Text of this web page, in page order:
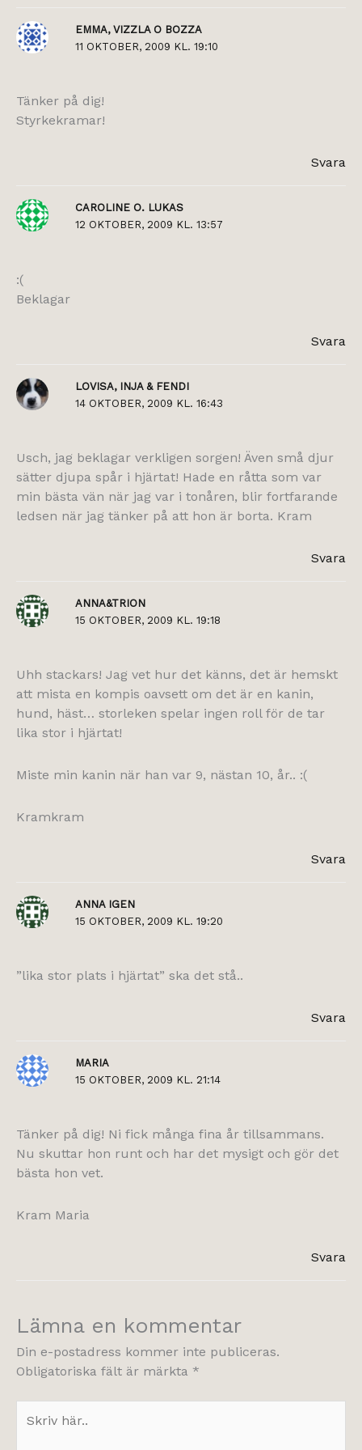
EMMA, VIZZLA O BOZZA
11 OKTOBER, 2009 KL. 19:10
Tänker på dig!
Styrkekramar!
Svara
CAROLINE O. LUKAS
12 OKTOBER, 2009 KL. 13:57
:(
Beklagar
Svara
LOVISA, INJA & FENDI
14 OKTOBER, 2009 KL. 16:43
Usch, jag beklagar verkligen sorgen! Även små djur
sätter djupa spår i hjärtat! Hade en råtta som var
min bästa vän när jag var i tonåren, blir fortfarande
ledsen när jag tänker på att hon är borta. Kram
Svara
ANNA&TRION
15 OKTOBER, 2009 KL. 19:18
Uhh stackars! Jag vet hur det känns, det är hemskt
att mista en kompis oavsett om det är en kanin,
hund, häst… storleken spelar ingen roll för de tar
lika stor i hjärtat!
Miste min kanin när han var 9, nästan 10, år.. :(
Kramkram
Svara
ANNA IGEN
15 OKTOBER, 2009 KL. 19:20
”lika stor plats i hjärtat” ska det stå..
Svara
MARIA
15 OKTOBER, 2009 KL. 21:14
Tänker på dig! Ni fick många fina år tillsammans.
Nu skuttar hon runt och har det mysigt och gör det
bästa hon vet.
Kram Maria
Svara
Lämna en kommentar
Din e-postadress kommer inte publiceras.
Obligatoriska fält är märkta *
här..